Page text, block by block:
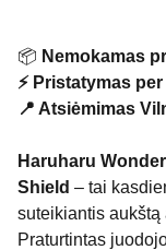
📦 Nemokamas
⚡ Pristatymas
📍 Atsiėmimas
Haruharu
Shield – tai
suteikiantis
Praturtintas